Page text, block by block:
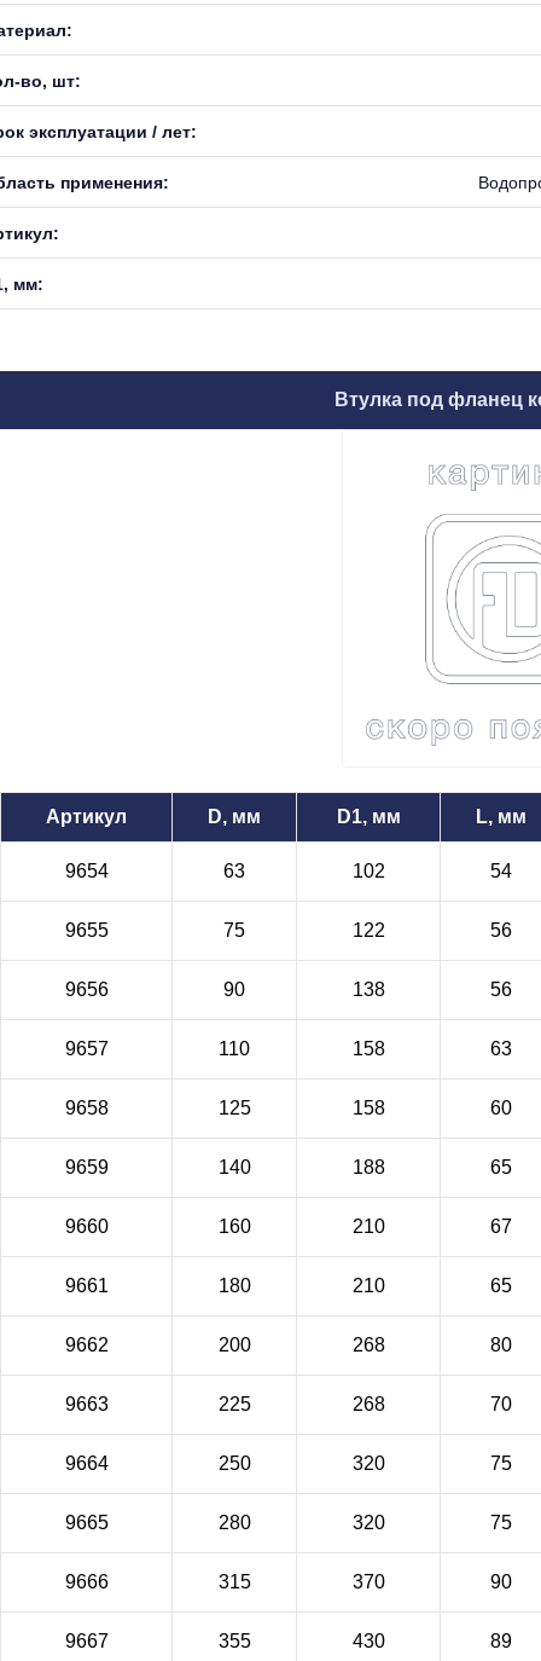
во, шт:
эксплуатации / лет:
применения:
мм:
Втулка под фланец
Артикул D, мм D1, мм L, мм
9654 63 102 54
9655 75 122 56
9656 90 138 56
9657 110 158 63
9658 125 158 60
9659 140 188 65
9660 160 210 67
9661 180 210 65
9662 200 268 80
9663 225 268 70
9664 250 320 75
9665 280 320 75
9666 315 370 90
9667 355 430 89